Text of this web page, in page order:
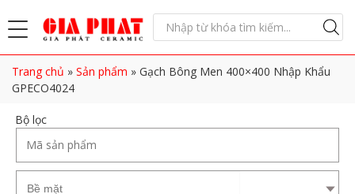
Trang chủ » Sản phẩm » Gạch Bông Men 400×400 Nhập Khẩu
GPECO4024
Bộ lọc